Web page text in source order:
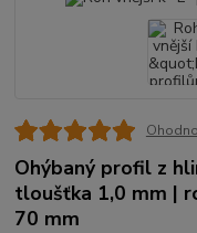
Ohýbaný profil z
tloušťka 1,0 mm |
70 mm